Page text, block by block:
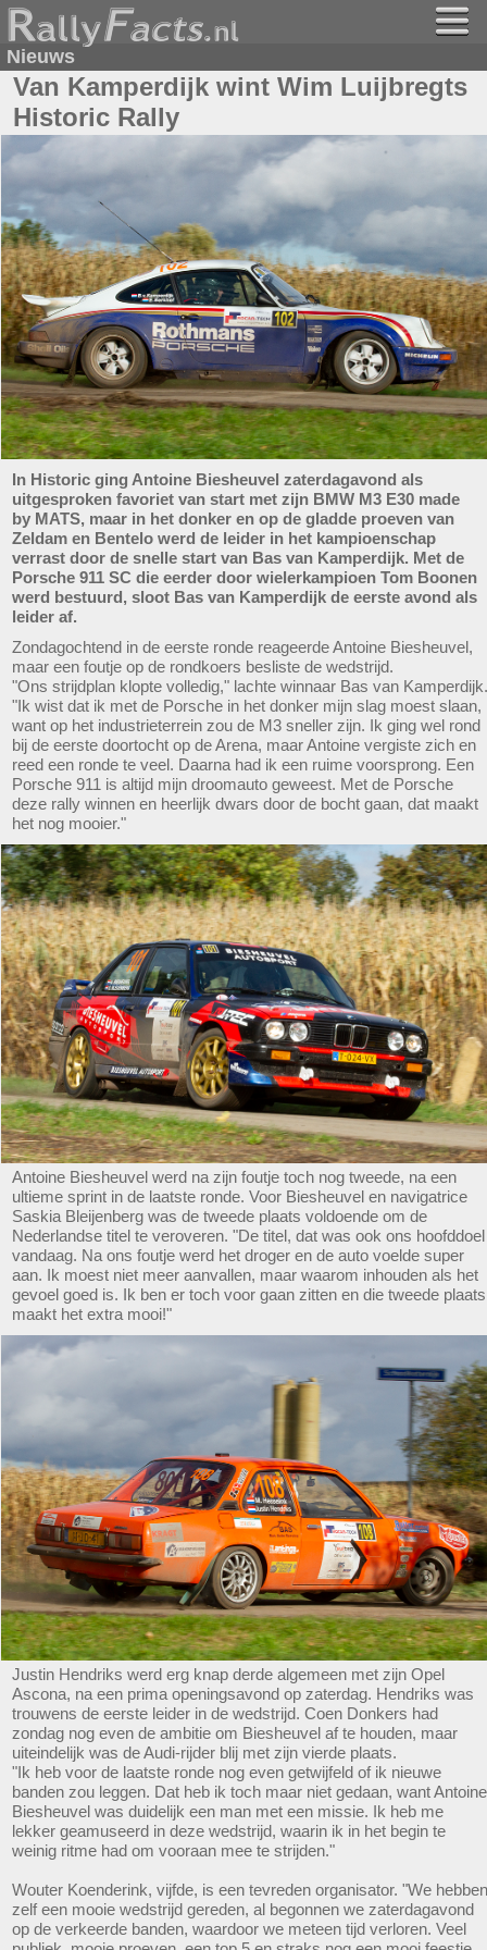
Nieuws
Van Kamperdijk wint Wim Luijbregts
Historic Rally
In Historic ging Antoine Biesheuvel zaterdagavond als
uitgesproken favoriet van start met zijn BMW M3 E30 made
by MATS, maar in het donker en op de gladde proeven van
Zeldam en Bentelo werd de leider in het kampioenschap
verrast door de snelle start van Bas van Kamperdijk. Met de
Porsche 911 SC die eerder door wielerkampioen Tom Boonen
werd bestuurd, sloot Bas van Kamperdijk de eerste avond als
leider af.
Zondagochtend in de eerste ronde reageerde Antoine Biesheuvel,
maar een foutje op de rondkoers besliste de wedstrijd.
"Ons strijdplan klopte volledig," lachte winnaar Bas van Kamperdijk.
"Ik wist dat ik met de Porsche in het donker mijn slag moest slaan,
want op het industrieterrein zou de M3 sneller zijn. Ik ging wel rond
bij de eerste doortocht op de Arena, maar Antoine vergiste zich en
reed een ronde te veel. Daarna had ik een ruime voorsprong. Een
Porsche 911 is altijd mijn droomauto geweest. Met de Porsche
deze rally winnen en heerlijk dwars door de bocht gaan, dat maakt
het nog mooier."
Antoine Biesheuvel werd na zijn foutje toch nog tweede, na een
ultieme sprint in de laatste ronde. Voor Biesheuvel en navigatrice
Saskia Bleijenberg was de tweede plaats voldoende om de
Nederlandse titel te veroveren. "De titel, dat was ook ons hoofddoel
vandaag. Na ons foutje werd het droger en de auto voelde super
aan. Ik moest niet meer aanvallen, maar waarom inhouden als het
gevoel goed is. Ik ben er toch voor gaan zitten en die tweede plaats
maakt het extra mooi!"
Justin Hendriks werd erg knap derde algemeen met zijn Opel
Ascona, na een prima openingsavond op zaterdag. Hendriks was
trouwens de eerste leider in de wedstrijd. Coen Donkers had
zondag nog even de ambitie om Biesheuvel af te houden, maar
uiteindelijk was de Audi-rijder blij met zijn vierde plaats.
"Ik heb voor de laatste ronde nog even getwijfeld of ik nieuwe
banden zou leggen. Dat heb ik toch maar niet gedaan, want Antoine
Biesheuvel was duidelijk een man met een missie. Ik heb me
lekker geamuseerd in deze wedstrijd, waarin ik in het begin te
weinig ritme had om vooraan mee te strijden."
Wouter Koenderink, vijfde, is een tevreden organisator. "We hebben
zelf een mooie wedstrijd gereden, al begonnen we zaterdagavond
op de verkeerde banden, waardoor we meteen tijd verloren. Veel